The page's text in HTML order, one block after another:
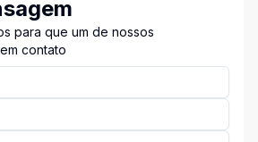
para que um de nossos
contato